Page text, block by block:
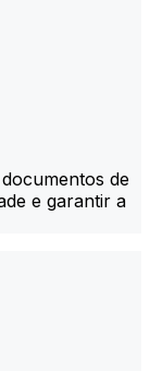
de
e garantir a